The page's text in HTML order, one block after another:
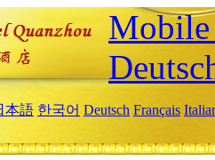
本語 한국어 Deutsch Français